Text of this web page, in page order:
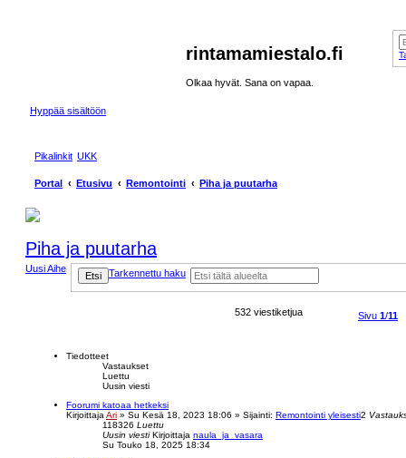
rintamamiestalo.fi
Olkaa hyvät. Sana on vapaa.
Hyppää sisältöön
Pikalinkit UKK
Portal Etusivu Remontointi Piha ja puutarha
Piha ja puutarha
Uusi Aihe
Etsi Tarkennettu haku
532 viestiketjua Sivu 1/11
Tiedotteet
Vastaukset
Luettu
Uusin viesti
Foorumi katoaa hetkeksi
KirjoittajaAri » Su Kesä 18, 2023 18:06 » Sijainti: Remontointi yleisesti2
118326 Luettu
Uusin viesti Kirjoittaja naula_ja_vasara
Su Touko 18, 2025 18:34